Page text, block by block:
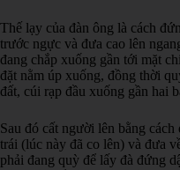
Thế lạy của đàn ông là cách
trước ngực và đưa cao lên
đang chắp xuống gần tới mặt
đặt nằm úp xuống, đồng thời
đất, cúi rạp đầu xuống gần hai
Sau đó cất người lên bằng
trái (lúc này đã co lên) và đưa
phải đang quỳ để lấy đà đứng